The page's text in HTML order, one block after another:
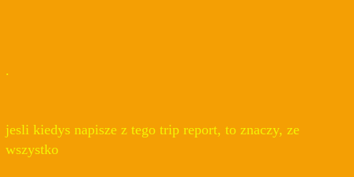
.
jesli kiedys napisze z tego trip report, to znaczy, ze
wszystko